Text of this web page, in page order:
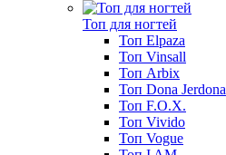
Топ для ногтей
Топ Elpaza
Топ Vinsall
Топ Arbix
Топ Dona Jerdona
Топ F.O.X.
Топ Vivido
Топ Vogue